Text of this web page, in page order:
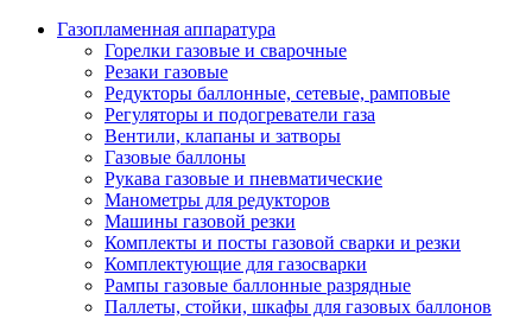
Газопламенная аппаратура
Горелки газовые и сварочные
Резаки газовые
Редукторы баллонные, сетевые, рамповые
Регуляторы и подогреватели газа
Вентили, клапаны и затворы
Газовые баллоны
Рукава газовые и пневматические
Манометры для редукторов
Машины газовой резки
Комплекты и посты газовой сварки и резки
Комплектующие для газосварки
Рампы газовые баллонные разрядные
Паллеты, стойки, шкафы для газовых баллонов